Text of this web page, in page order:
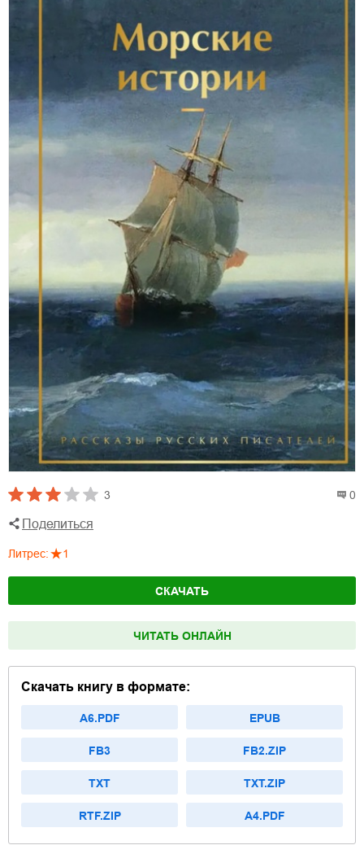
3 0
Поделиться
Литрес: 1
СКАЧАТЬ
ЧИТАТЬ ОНЛАЙН
Скачать книгу в формате:
A6.PDF EPUB
FB3 FB2.ZIP
TXT TXT.ZIP
RTF.ZIP A4.PDF